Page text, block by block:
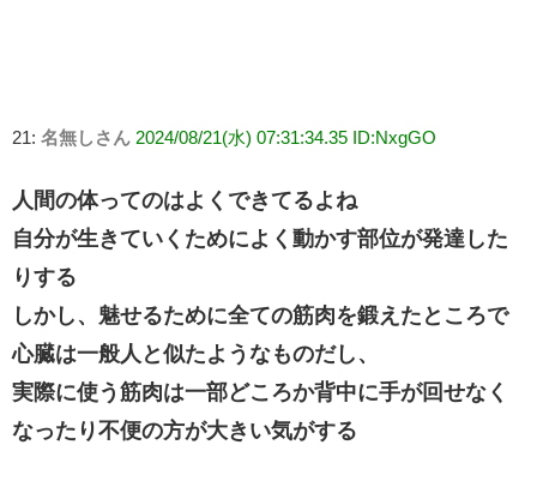
21: 名無しさん 2024/08/21(水) 07:31:34.35 ID:NxgGO
人間の体ってのはよくできてるよね
自分が生きていくためによく動かす部位が発達した
りする
しかし、魅せるために全ての筋肉を鍛えたところで
心臓は一般人と似たようなものだし、
実際に使う筋肉は一部どころか背中に手が回せなく
なったり不便の方が大きい気がする